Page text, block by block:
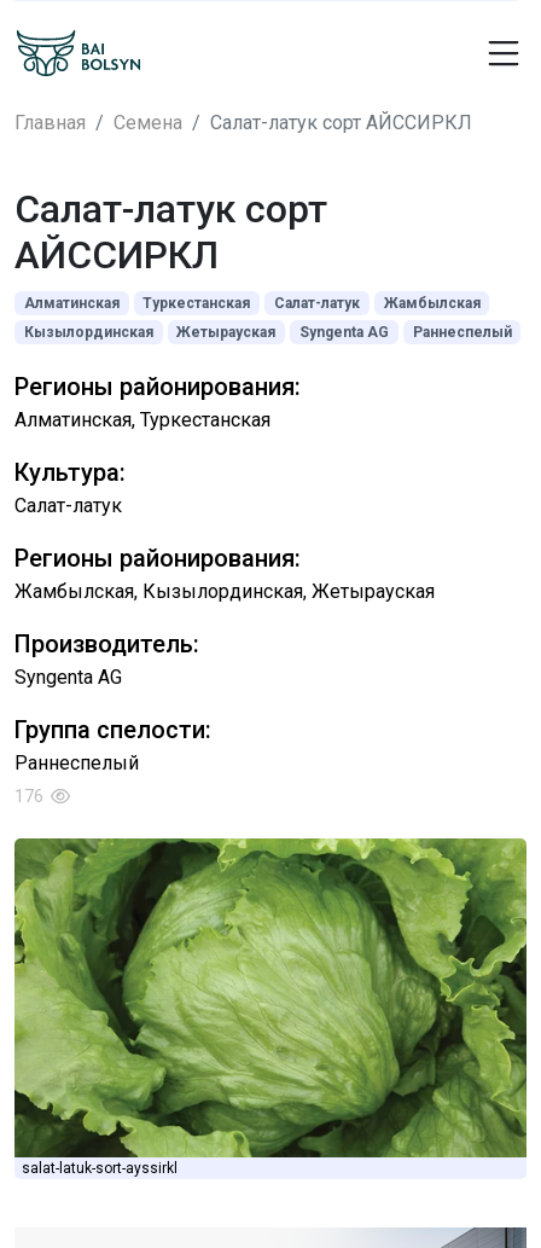
Главная Семена Салат-латук сорт АЙССИРКЛ
Салат-латук сорт
АЙССИРКЛ
Алматинская Туркестанская Салат-латук
Жамбылская
Кызылординская
Жетырауская Syngenta AG Раннеспелый
Регионы районирования:
Алматинская, Туркестанская
Культура:
Салат-латук
Регионы районирования:
Жамбылская, Кызылординская, Жетырауская
Производитель:
Syngenta AG
Группа спелости:
Раннеспелый
176
salat-latuk-sort-ayssirkl